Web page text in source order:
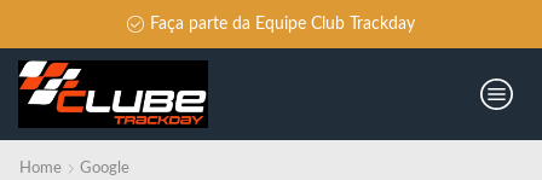
Faça parte da Equipe Club Trackday
Home Google